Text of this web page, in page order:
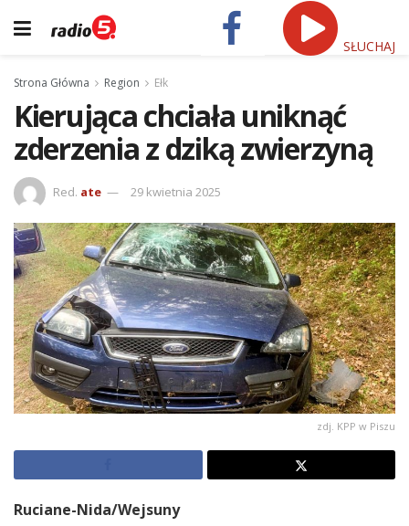
SŁUCHAJ
Strona Główna Region Ełk
Kierująca chciała uniknąć
zderzenia z dziką zwierzyną
Red. ate 29 kwietnia 2025
zdj. KPP w Piszu
Ruciane-Nida/Wejsuny